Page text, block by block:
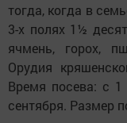
тогда, когда в
3-х полях 1½
ячмень, горох,
Орудия
Время посева: с 1
сентября. Размер